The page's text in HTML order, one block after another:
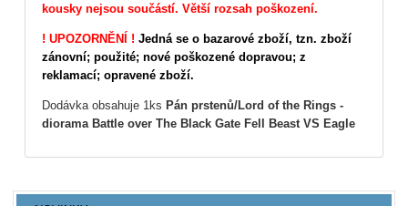
kousky nejsou součástí. Větší rozsah poškození.
! UPOZORNĚNÍ ! Jedná se o bazarové zboží, tzn. zboží
zánovní; použité; nové poškozené dopravou; z
reklamací; opravené zboží.
Dodávka obsahuje 1ksPán prstenů/Lord of the Rings -
diorama Battle over The Black Gate Fell Beast VS Eagle